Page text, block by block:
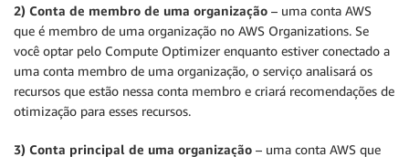
2) Conta de membro de uma organização – uma conta AWS
que é membro de uma organização no AWS Organizations. Se
você optar pelo Compute Optimizer enquanto estiver conectado a
uma conta membro de uma organização, o serviço analisará os
recursos que estão nessa conta membro e criará recomendações de
otimização para esses recursos.
3) Conta principal de uma organização – uma conta AWS que